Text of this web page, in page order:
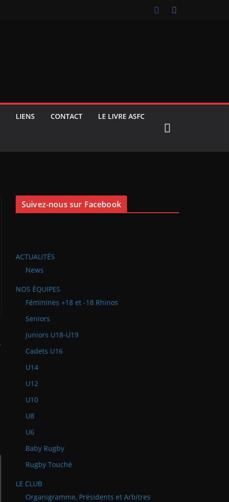
LIENS CONTACT LE LIVRE ASFC
Suivez-nous sur Facebook
ACTUALITÉS
News
NOS ÉQUIPES
Féminines +18 et -18 Rhinos
Seniors
Juniors U18-U19
Cadets U16
U14
U12
U10
U8
U6
Baby Rugby
Rugby Touché
LE CLUB
Organigramme, Présidents et Arbitres